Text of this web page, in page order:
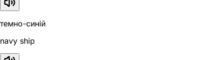
темно-синій
navy ship